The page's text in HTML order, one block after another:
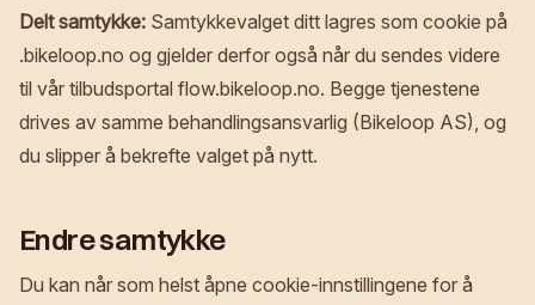
Delt samtykke: Samtykkevalget ditt lagres som cookie på
.bikeloop.no og gjelder derfor også når du sendes videre
til vår tilbudsportal flow.bikeloop.no. Begge tjenestene
drives av samme behandlingsansvarlig (Bikeloop AS), og
du slipper å bekrefte valget på nytt.
Endre samtykke
Du kan når som helst åpne cookie-innstillingene for å